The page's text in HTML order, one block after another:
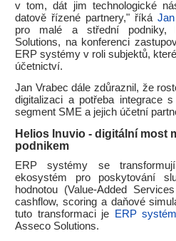
v tom, dát jim technologické
datově řízené partnery," říká
pro malé a střední podniky,
Solutions, na konferenci
ERP systémy v roli subjektů,
účetnictví.
Jan Vrabec dále zdůraznil, že
digitalizaci a potřeba integrace
segment SME a jejich účetní
Helios Inuvio - digitální most
podnikem
ERP systémy se
ekosystém pro poskytování
hodnotou (Value-Added
cashflow, scoring a daňové
tuto transformaci je
ERP
Asseco Solutions.